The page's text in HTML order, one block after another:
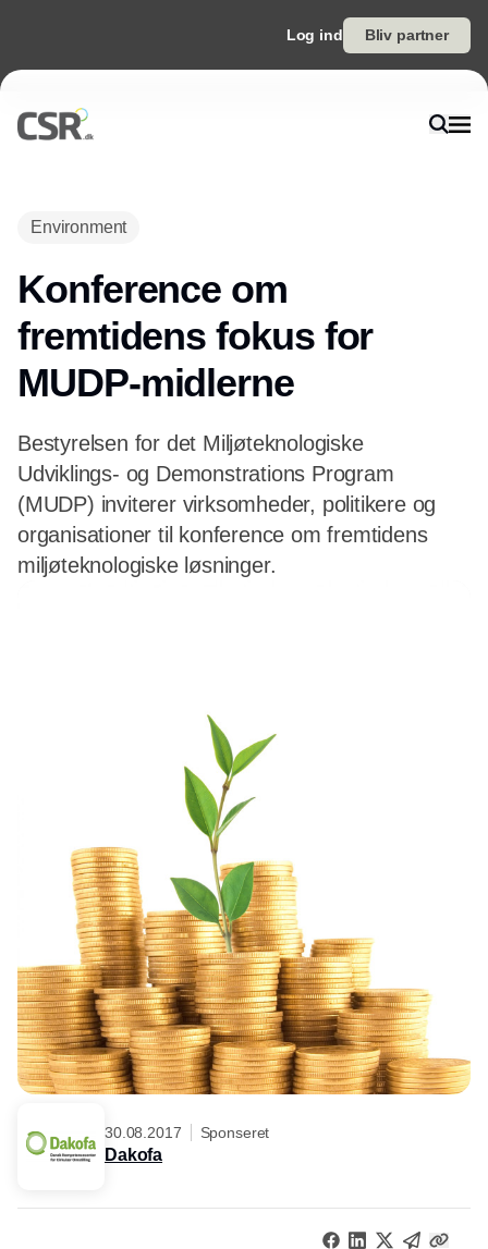
Log ind Bliv partner
Environment
Konference om
fremtidens fokus for
MUDP-midlerne
Bestyrelsen for det Miljøteknologiske
Udviklings- og Demonstrations Program
(MUDP) inviterer virksomheder, politikere og
organisationer til konference om fremtidens
miljøteknologiske løsninger.
30.08.2017 Sponseret
Dakofa